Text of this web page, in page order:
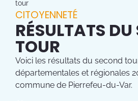
tour
CITOYENNETÉ
RÉSULTATS
TOUR
Voici les résultats du second
départementales et régionales
commune de Pierrefeu-du-Var.